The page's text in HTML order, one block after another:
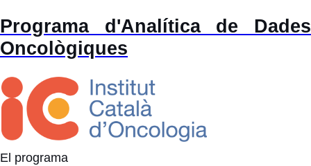
Programa d'Analítica de Dades
Oncològiques
El programa